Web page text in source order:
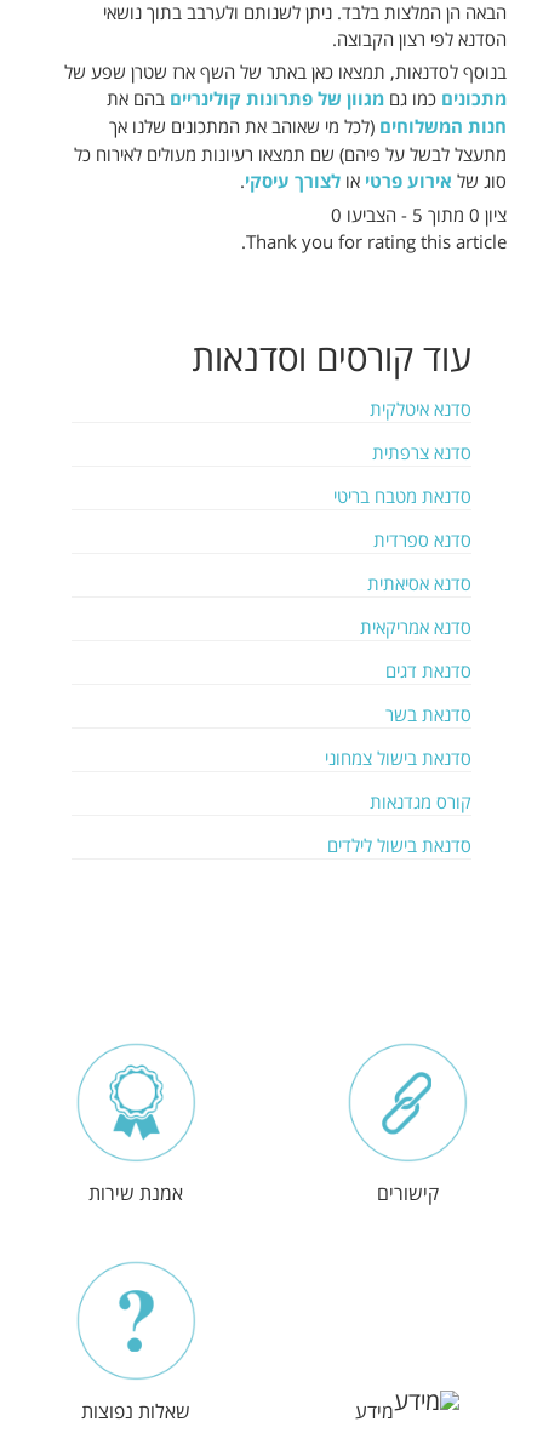
הבאה הן המלצות בלבד. ניתן לשנותם ולערבב בתוך נושאי
הסדנא לפי רצון הקבוצה.
בנוסף לסדנאות, תמצאו כאן באתר של השף ארז שטרן שפע של
מתכונים כמו גם מגוון של פתרונות קולינריים בהם את
חנות המשלוחים (לכל מי שאוהב את המתכונים שלנו אך
מתעצל לבשל על פיהם) שם תמצאו רעיונות מעולים לאירוח כל
סוג של אירוע פרטי או לצורך עיסקי.
ציון 0 מתוך 5 - הצביעו 0
Thank you for rating this article.
עוד קורסים וסדנאות
סדנא איטלקית
סדנא צרפתית
סדנאת מטבח בריטי
סדנא ספרדית
סדנא אסיאתית
סדנא אמריקאית
סדנאת דגים
סדנאת בשר
סדנאת בישול צמחוני
קורס מגדנאות
סדנאת בישול לילדים
קישורים אמנת שירות
מידע שאלות נפוצות